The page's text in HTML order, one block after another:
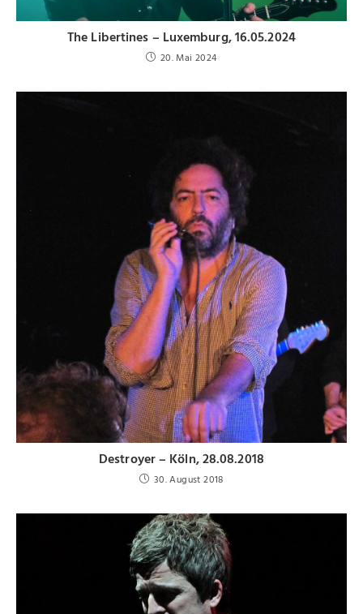
The Libertines – Luxemburg, 16.05.2024
20. Mai 2024
Destroyer – Köln, 28.08.2018
30. August 2018